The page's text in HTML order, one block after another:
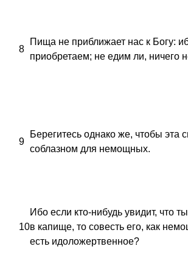
8
Пища не приближает нас к Богу:
приобретаем; не едим ли, ничего
9
Берегитесь однако же, чтобы эта
соблазном для немощных.
10
Ибо если кто-нибудь увидит, что
в капище, то совесть его, как
есть идоложертвенное?